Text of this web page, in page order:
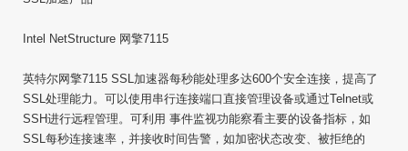
Intel NetStructure 网擎7115
英特尔网擎7115 SSL加速器每秒能处理多达600个安全连接，提高了
SSL处理能力。可以使用串行连接端口直接管理设备或通过Telnet或
SSH进行远程管理。可利用 事件监视功能察看主要的设备指标，如
SSL每秒连接速率，并接收时间告警，如加密状态改变、被拒绝的